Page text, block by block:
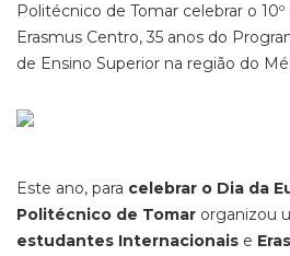
Politécnico de Tomar celebrar o
Erasmus Centro, 35 anos do
de Ensino Superior na região do
Este ano, para celebrar o Dia da
Politécnico de Tomar organizou
estudantes Internacionais e